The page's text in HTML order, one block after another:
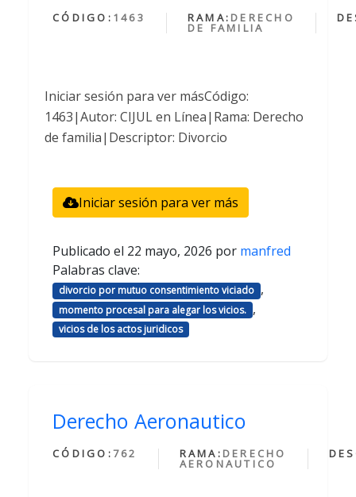
CÓDIGO: 1463 RAMA: DERECHO
DE FAMILIA
Iniciar sesión para ver másCódigo:
1463|Autor: CIJUL en Línea|Rama: Derecho
de familia|Descriptor: Divorcio
Iniciar sesión para ver más
Publicado el 22 mayo, 2026 por manfred
Palabras clave:
divorcio por mutuo consentimiento viciado ,
momento procesal para alegar los vicios. ,
vicios de los actos juridicos
Derecho Aeronautico
CÓDIGO: 762 RAMA: DERECHO
AERONAUTICO